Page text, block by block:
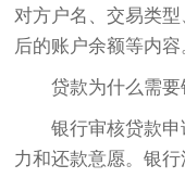
对方户名、交易类
后的账户余额等内容
贷款为什么需要
银行审核贷款申
力和还款意愿。银